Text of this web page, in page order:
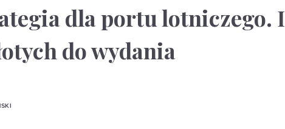
dla portu lotniczego. I
do wydania